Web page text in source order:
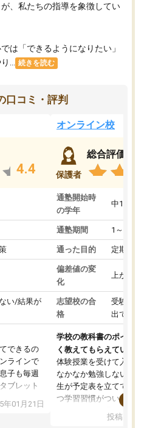
、私たちの指導を象徴してい
は「できるようになりたい」
...
続きを読む
口コミ・評判
4.4
い/結果が
できるの
ラインで
子も毎週
ブレット
なりまし
とても気
年01月21日
オンライン校
保護者
総合評価
通塾開始時
の学年
中1
通塾期間 1～3ヵ月
通った目的 定期テス
偏差値の変
化
上がった
志望校の合
格
受験して
出ていな
学校の教科書のポイント
く教えてもらえている
体験授業を受けて入塾し
なかなか勉強しない息子
生が予定表を立ててくれ
つ学習習慣がついてきま
指導が無い日も予定表
投稿日：